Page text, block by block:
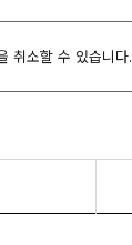
취소할 수 있습니다.